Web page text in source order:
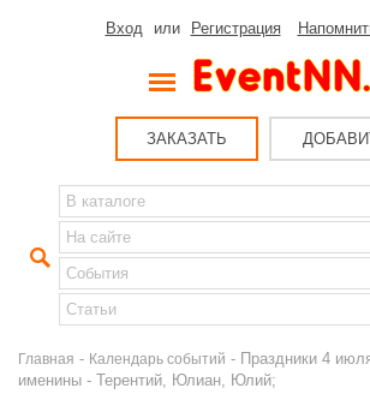
Вход или Регистрация
ЗАКАЗАТЬ
Главная - Календарь событий - Праздники 4
именины - Терентий, Юлиан, Юлий;